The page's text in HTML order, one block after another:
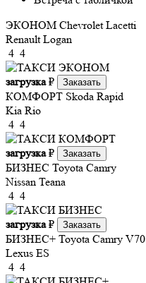
ЭКОНОМ Chevrolet Lacetti
Renault Logan
4 4
загрузка₽ Заказать
КОМФОРТ Skoda Rapid
Kia Rio
4 4
загрузка₽ Заказать
БИЗНЕС Toyota Camry
Nissan Teana
4 4
загрузка₽ Заказать
БИЗНЕС+ Toyota Camry V70
Lexus ES
4 4